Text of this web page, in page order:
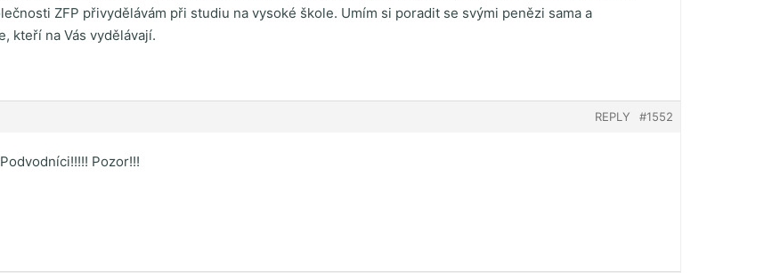
ZFP přivydělávám při studiu na vysoké škole. Umím si poradit se svými penězi sama a
kteří na Vás vydělávají.
#1552
REPLY
Pozor!!!